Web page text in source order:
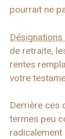
pourrait ne
de retraite,
rentes
votre
Derrière ces
termes peu